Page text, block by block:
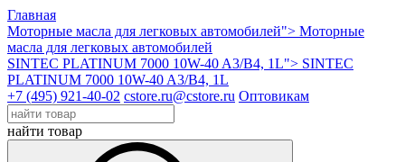
Главная
Моторные масла для легковых автомобилей"> Моторные
масла для легковых автомобилей
SINTEC PLATINUM 7000 10W-40 A3/B4, 1L"> SINTEC
PLATINUM 7000 10W-40 A3/B4, 1L
+7 (495) 921-40-02 cstore.ru@cstore.ru Оптовикам
найти товар